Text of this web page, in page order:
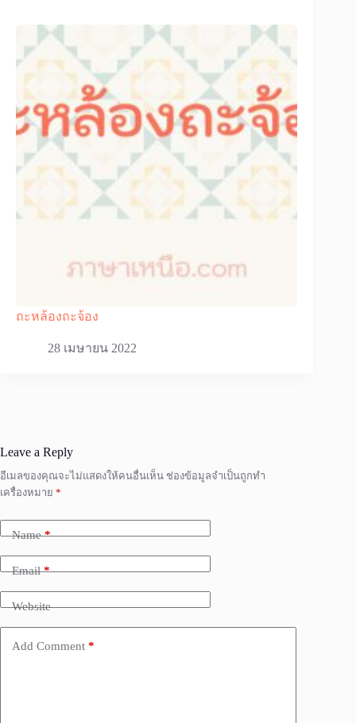
ถะหล้องถะจ้อง
28 เมษายน 2022
Leave a Reply
อีเมลของคุณจะไม่แสดงให้คนอื่นเห็น ช่องข้อมูลจำเป็นถูกทำ
เครื่องหมาย *
Name*
Email*
Website
Add Comment *